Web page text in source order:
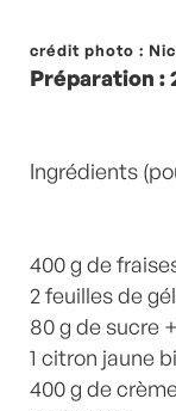
Posté à 13:00h
Recette -,
crédit photo :
Préparation :
Ingrédients
400 g de
2 feuilles de
80 g de sucre
1 citron jaune
400 g de